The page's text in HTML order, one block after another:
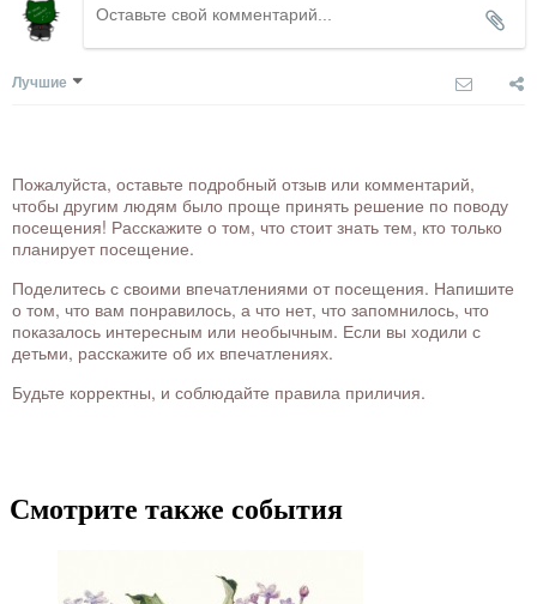
Лучшие
Пожалуйста, оставьте подробный отзыв или комментарий,
чтобы другим людям было проще принять решение по поводу
посещения! Расскажите о том, что стоит знать тем, кто только
планирует посещение.
Поделитесь с своими впечатлениями от посещения. Напишите
о том, что вам понравилось, а что нет, что запомнилось, что
показалось интересным или необычным. Если вы ходили с
детьми, расскажите об их впечатлениях.
Будьте корректны, и соблюдайте правила приличия.
Смотрите также события